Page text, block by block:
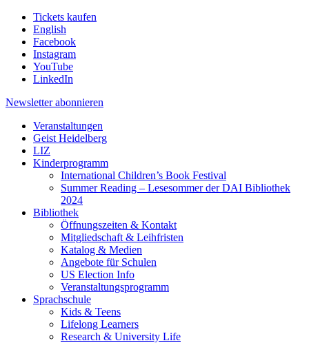
Tickets kaufen
English
Facebook
Instagram
YouTube
LinkedIn
Newsletter abonnieren
Veranstaltungen
Geist Heidelberg
LIZ
Kinderprogramm
International Children’s Book Festival
Summer Reading – Lesesommer der DAI Bibliothek
2024
Bibliothek
Öffnungszeiten & Kontakt
Mitgliedschaft & Leihfristen
Katalog & Medien
Angebote für Schulen
US Election Info
Veranstaltungsprogramm
Sprachschule
Kids & Teens
Lifelong Learners
Research & University Life